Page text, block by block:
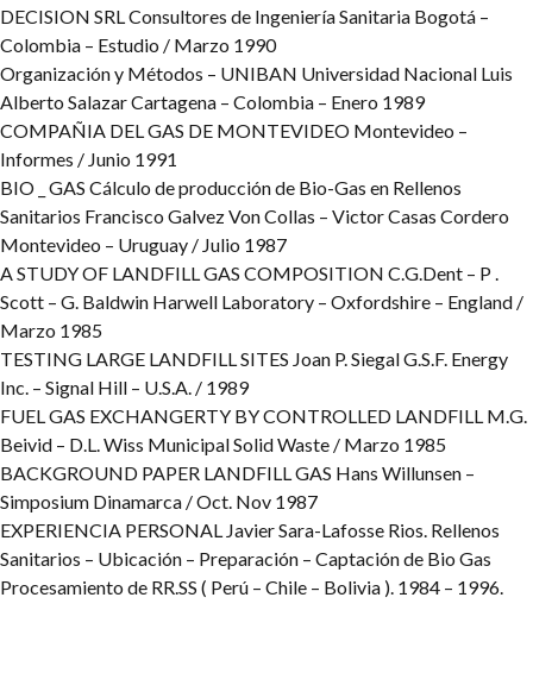
DECISION SRLConsultores de Ingeniería Sanitaria Bogotá –
Colombia – Estudio / Marzo 1990
Organización y Métodos – UNIBAN Universidad Nacional Luis
Alberto Salazar Cartagena – Colombia – Enero 1989
COMPAÑIA DEL GAS DE MONTEVIDEO Montevideo –
Informes / Junio 1991
BIO _ GAS Cálculo de producción de Bio-Gas en Rellenos
Sanitarios Francisco Galvez Von Collas – Victor Casas Cordero
Montevideo – Uruguay / Julio 1987
A STUDY OF LANDFILL GAS COMPOSITION C.G.Dent – P .
Scott – G. Baldwin Harwell Laboratory – Oxfordshire – England /
Marzo 1985
TESTING LARGE LANDFILL SITES Joan P. SiegalG.S.F. Energy
Inc. – Signal Hill – U.S.A. / 1989
FUEL GAS EXCHANGERTY BY CONTROLLED LANDFILL M.G.
Beivid – D.L. Wiss Municipal Solid Waste / Marzo 1985
BACKGROUND PAPER LANDFILL GAS Hans Willunsen –
Simposium Dinamarca / Oct. Nov 1987
EXPERIENCIA PERSONAL Javier Sara-Lafosse Rios. Rellenos
Sanitarios – Ubicación – Preparación – Captación de Bio Gas
Procesamiento de RR.SS ( Perú – Chile – Bolivia ). 1984 – 1996.